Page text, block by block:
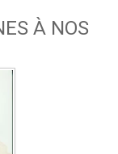
À NOS